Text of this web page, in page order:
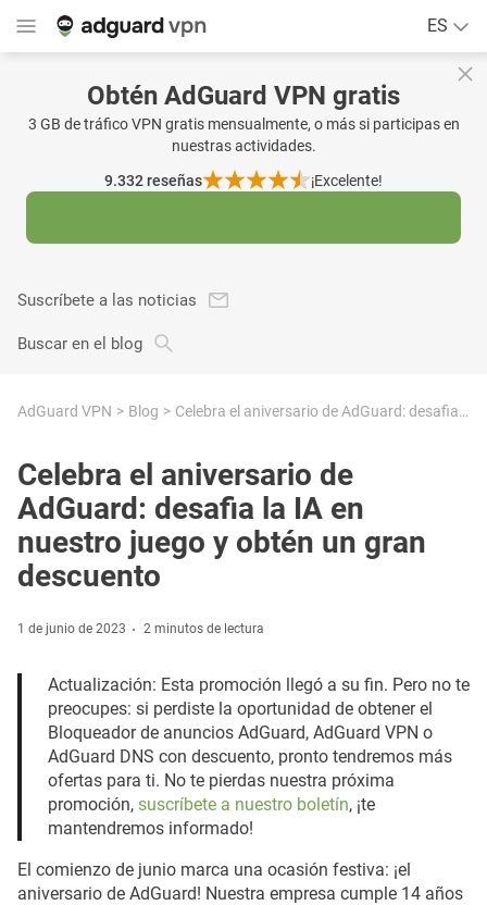
ES
Obtén AdGuard VPN gratis
3 GB de tráfico VPN gratis mensualmente, o más si participas en
nuestras actividades.
9.332reseñas ¡Excelente!
Suscríbete a las noticias
Buscar en el blog
AdGuard VPN Blog Celebra el aniversario de AdGuard: desafia la IA en nuestro juego y obtén un gran descuento
Celebra el aniversario de
AdGuard: desafia la IA en
nuestro juego y obtén un gran
descuento
1 de junio de 2023 2 minutos de lectura
Actualización: Esta promoción llegó a su fin. Pero no te
preocupes: si perdiste la oportunidad de obtener el
Bloqueador de anuncios AdGuard, AdGuard VPN o
AdGuard DNS con descuento, pronto tendremos más
ofertas para ti. No te pierdas nuestra próxima
promoción, suscríbete a nuestro boletín, ¡te
mantendremos informado!
El comienzo de junio marca una ocasión festiva: ¡el
aniversario de AdGuard! Nuestra empresa cumple 14 años